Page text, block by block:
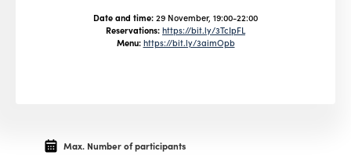
Date and time:29 November, 19:00-22:00
Reservations:https://bit.ly/3TcIpFL
Menu: https://bit.ly/3aimOpb
Max. Number of participants